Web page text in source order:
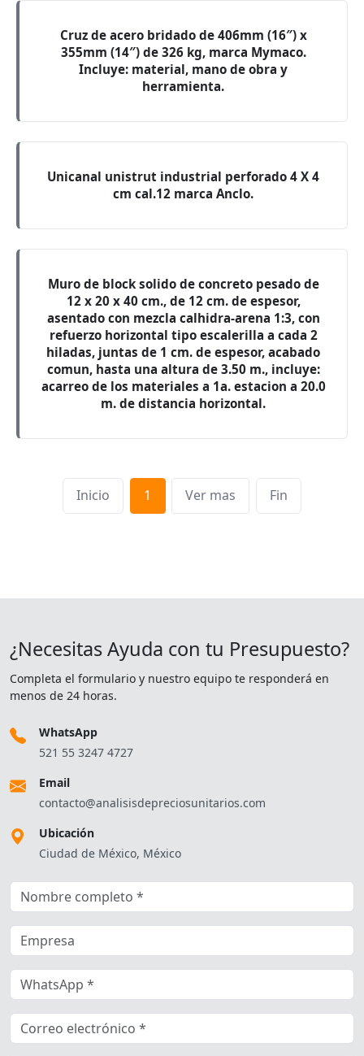
Cruz de acero bridado de 406mm (16″) x
355mm (14″) de 326 kg, marca Mymaco.
Incluye: material, mano de obra y
herramienta.
Unicanal unistrut industrial perforado 4 X 4
cm cal.12 marca Anclo.
Muro de block solido de concreto pesado de
12 x 20 x 40 cm., de 12 cm. de espesor,
asentado con mezcla calhidra-arena 1:3, con
refuerzo horizontal tipo escalerilla a cada 2
hiladas, juntas de 1 cm. de espesor, acabado
comun, hasta una altura de 3.50 m., incluye:
acarreo de los materiales a 1a. estacion a 20.0
m. de distancia horizontal.
Inicio 1 Ver mas Fin
¿Necesitas Ayuda con tu Presupuesto?
Completa el formulario y nuestro equipo te responderá en
menos de 24 horas.
WhatsApp
521 55 3247 4727
Email
contacto@analisisdepreciosunitarios.com
Ubicación
Ciudad de México, México